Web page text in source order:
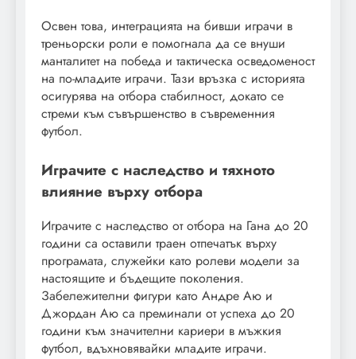
Освен това, интеграцията на бивши играчи в
треньорски роли е помогнала да се внуши
манталитет на победа и тактическа осведоменост
на по-младите играчи. Тази връзка с историята
осигурява на отбора стабилност, докато се
стреми към съвършенство в съвременния
футбол.
Играчите с наследство и тяхното
влияние върху отбора
Играчите с наследство от отбора на Гана до 20
години са оставили траен отпечатък върху
програмата, служейки като ролеви модели за
настоящите и бъдещите поколения.
Забележителни фигури като Андре Аю и
Джордан Аю са преминали от успеха до 20
години към значителни кариери в мъжкия
футбол, вдъхновявайки младите играчи.